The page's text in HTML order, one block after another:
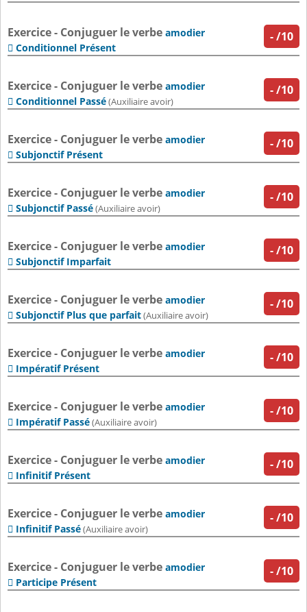
-/10
Exercice - Conjuguer le verbe amodier
 Conditionnel Présent
-/10
Exercice - Conjuguer le verbe amodier
 Conditionnel Passé(Auxiliaire avoir)
-/10
Exercice - Conjuguer le verbe amodier
 Subjonctif Présent
-/10
Exercice - Conjuguer le verbe amodier
 Subjonctif Passé(Auxiliaire avoir)
-/10
Exercice - Conjuguer le verbe amodier
 Subjonctif Imparfait
-/10
Exercice - Conjuguer le verbe amodier
 Subjonctif Plus que parfait(Auxiliaire avoir)
-/10
Exercice - Conjuguer le verbe amodier
 Impératif Présent
-/10
Exercice - Conjuguer le verbe amodier
 Impératif Passé(Auxiliaire avoir)
-/10
Exercice - Conjuguer le verbe amodier
 Infinitif Présent
-/10
Exercice - Conjuguer le verbe amodier
 Infinitif Passé(Auxiliaire avoir)
-/10
Exercice - Conjuguer le verbe amodier
 Participe Présent